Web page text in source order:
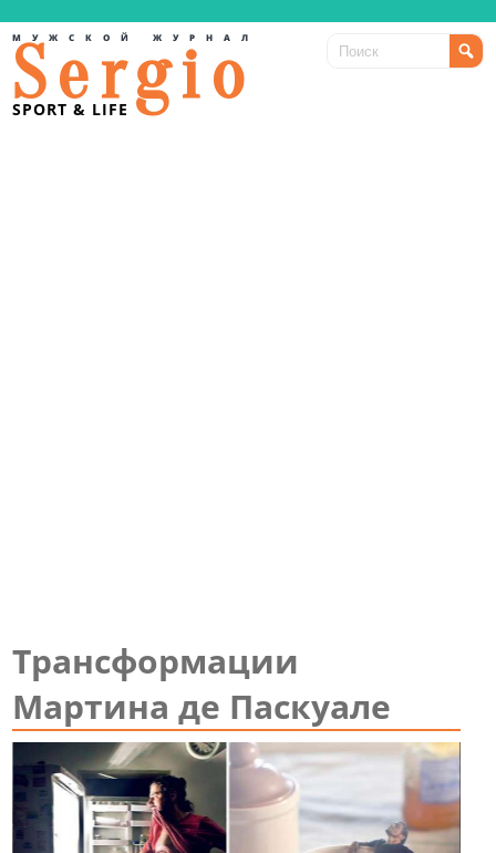
Sergio
SPORT & LIFE
МУЖСКОЙ ЖУРНАЛ
Трансформации
Мартина де Паскуале